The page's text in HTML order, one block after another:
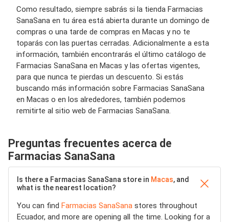
Como resultado, siempre sabrás si la tienda Farmacias
SanaSana en tu área está abierta durante un domingo de
compras o una tarde de compras en Macas y no te
toparás con las puertas cerradas. Adicionalmente a esta
información, también encontrarás el último catálogo de
Farmacias SanaSana en Macas y las ofertas vigentes,
para que nunca te pierdas un descuento. Si estás
buscando más información sobre Farmacias SanaSana
en Macas o en los alrededores, también podemos
remitirte al sitio web de Farmacias SanaSana.
Preguntas frecuentes acerca de
Farmacias SanaSana
Is there a Farmacias SanaSana store in Macas, and
what is the nearest location?
You can find Farmacias SanaSana stores throughout
Ecuador, and more are opening all the time. Looking for a